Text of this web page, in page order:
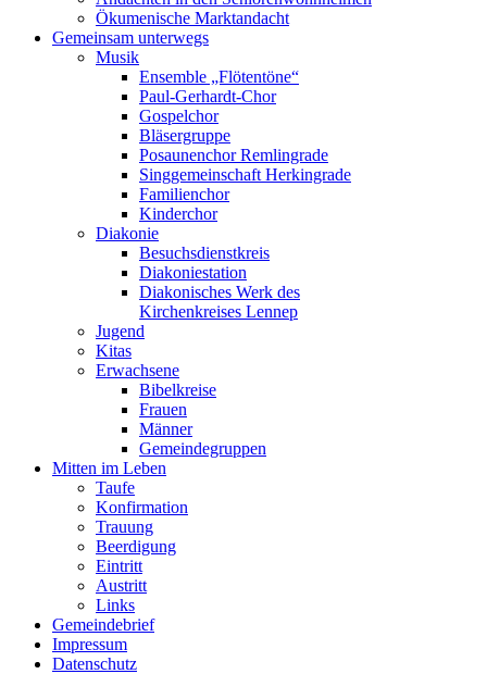
Ökumenische Marktandacht
Gemeinsam unterwegs
Musik
Ensemble „Flötentöne“
Paul-Gerhardt-Chor
Gospelchor
Bläsergruppe
Posaunenchor Remlingrade
Singgemeinschaft Herkingrade
Familienchor
Kinderchor
Diakonie
Besuchsdienstkreis
Diakoniestation
Diakonisches Werk des
Kirchenkreises Lennep
Jugend
Kitas
Erwachsene
Bibelkreise
Frauen
Männer
Gemeindegruppen
Mitten im Leben
Taufe
Konfirmation
Trauung
Beerdigung
Eintritt
Austritt
Links
Gemeindebrief
Impressum
Datenschutz